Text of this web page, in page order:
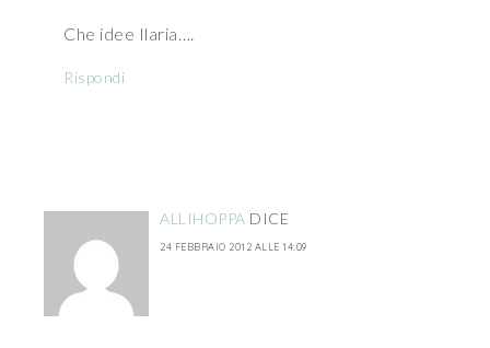
Che idee Ilaria….
Rispondi
ALLIHOPPA DICE
24 FEBBRAIO 2012 ALLE 14:09